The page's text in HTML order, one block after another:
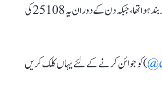
تھا۔ دوسری جانب نفٹی 262.95 پوائنٹس کے اضافے کے ساتھ 25088 پر بند ہوا تھا، جبکہ دن کے دوران یہ 25108 کی
) کو جوائن کرنے کے لئے یہاں کلک کریں